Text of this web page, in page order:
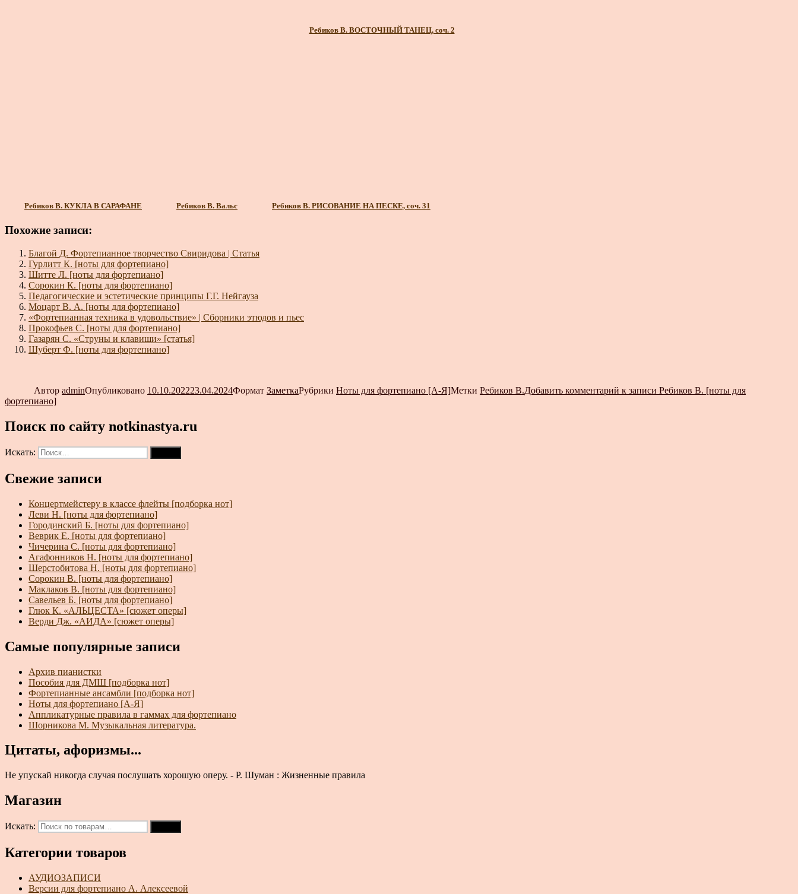
Ребиков В. ВОСТОЧНЫЙ ТАНЕЦ, соч. 2
Ребиков В. КУКЛА В САРАФАНЕ Ребиков В. Вальс Ребиков В. РИСОВАНИЕ НА ПЕСКЕ, соч. 31
Похожие записи:
Благой Д. Фортепианное творчество Свиридова | Статья
Гурлитт К. [ноты для фортепиано]
Шитте Л. [ноты для фортепиано]
Сорокин К. [ноты для фортепиано]
Педагогические и эстетические принципы Г.Г. Нейгауза
Моцарт В. А. [ноты для фортепиано]
«Фортепианная техника в удовольствие» | Сборники этюдов и пьес
Прокофьев С. [ноты для фортепиано]
Газарян С. «Струны и клавиши» [статья]
Шуберт Ф. [ноты для фортепиано]
Автор adminОпубликовано 10.10.202223.04.2024Формат ЗаметкаРубрики Ноты для фортепиано [А-Я]Метки Ребиков В.Добавить комментарий к записи Ребиков В. [ноты для
фортепиано]
Поиск по сайту notkinastya.ru
Искать:
Свежие записи
Концертмейстеру в классе флейты [подборка нот]
Леви Н. [ноты для фортепиано]
Городинский Б. [ноты для фортепиано]
Веврик Е. [ноты для фортепиано]
Чичерина С. [ноты для фортепиано]
Агафонников Н. [ноты для фортепиано]
Шерстобитова Н. [ноты для фортепиано]
Сорокин В. [ноты для фортепиано]
Маклаков В. [ноты для фортепиано]
Савельев Б. [ноты для фортепиано]
Глюк К. «АЛЬЦЕСТА» [сюжет оперы]
Верди Дж. «АИДА» [сюжет оперы]
Самые популярные записи
Архив пианистки
Пособия для ДМШ [подборка нот]
Фортепианные ансамбли [подборка нот]
Ноты для фортепиано [А-Я]
Аппликатурные правила в гаммах для фортепиано
Шорникова М. Музыкальная литература.
Цитаты, афоризмы...
Не упускай никогда случая послушать хорошую оперу. - Р. Шуман : Жизненные правила
Магазин
Искать:
Категории товаров
АУДИОЗАПИСИ
Версии для фортепиано А. Алексеевой